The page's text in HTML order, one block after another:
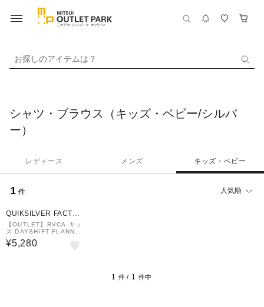
お探しのアイテムは？
シャツ・ブラウス（キッズ・ベビー/シルバ
ー）
レディース メンズ キッズ・ベビー
1 件 人気順
QUIKSILVER FACTO
RY OUTLET STORE
【OUTLET】RVCA キッ
ズ DAYSHIFT FLANNE
L LS 長袖シャツ RDE
【2024年秋冬モデル】
¥5,280
1 件 / 1 件中